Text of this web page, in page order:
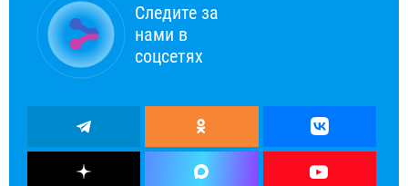
Следите за
нами в
соцсетях